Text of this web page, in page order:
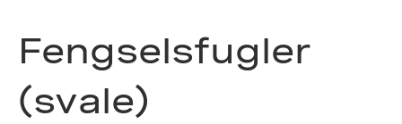
Fengselsfugler
(svale)